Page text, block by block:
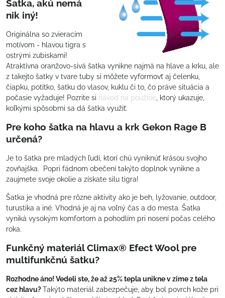
Šatka, akú nemá
nik iný!
Originálna so zvieracím
motívom - hlavou tigra s
ostrými zubiskami!
Atraktívna oranžovo-sivá šatka vynikne najmä na hlave a krku, ale
z takejto šatky v tvare tuby si môžete vyformovť aj čelenku,
čiapku, potítko, šatku do vlasov, kuklu či to, čo práve situácia a
počasie vyžaduje! Pozrite si návod na použitie , ktorý ukazuje,
koľkými spôsobmi sa dá šatka využiť.
Pre koho šatka na hlavu a krk Gekon Rage B
určená?
Je to šatka pre mladých ľudí, ktorí chú vyniknúť krásou svojho
zovňajška. Popri fádnom obečení takýto doplnok vynikne a
zaujmete svoje okolie a získate silu tigra!
Šatka je vhodná pre rôzne aktivity ako je beh, lyžovanie, outdoor,
turustika a iné. Vhodná je aj na voľný čas a do mesta. Šatka
vyniká vysokým komfortom a pohodlím pri nosení počas celého
roka.
Funkčný materiál Climax® Efect Wool pre
multifunkčnú šatku?
Rozhodne áno! Vedeli ste, že až 25% tepla unikne v zime z tela
cez hlavu?Takýto materiál zabezpečuje, aby bol povrch kože pri